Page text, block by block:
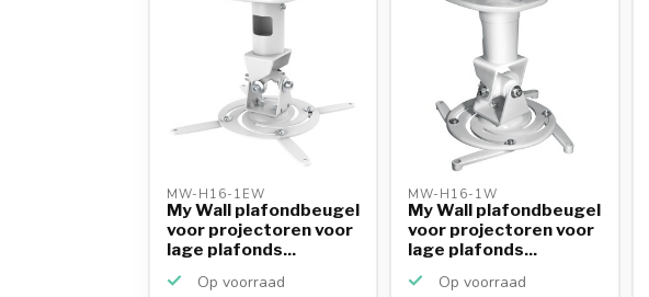
MW-H16-1EW
My Wall plafondbeugel
voor projectoren voor
lage plafonds...
Op voorraad
MW-H16-1W
My Wall plafondbeugel
voor projectoren voor
lage plafonds...
Op voorraad